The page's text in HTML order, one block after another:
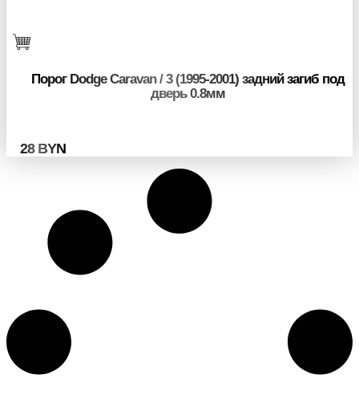
Порог Dodge Caravan / 3 (1995-2001) задний загиб под
дверь 0.8мм
28 BYN